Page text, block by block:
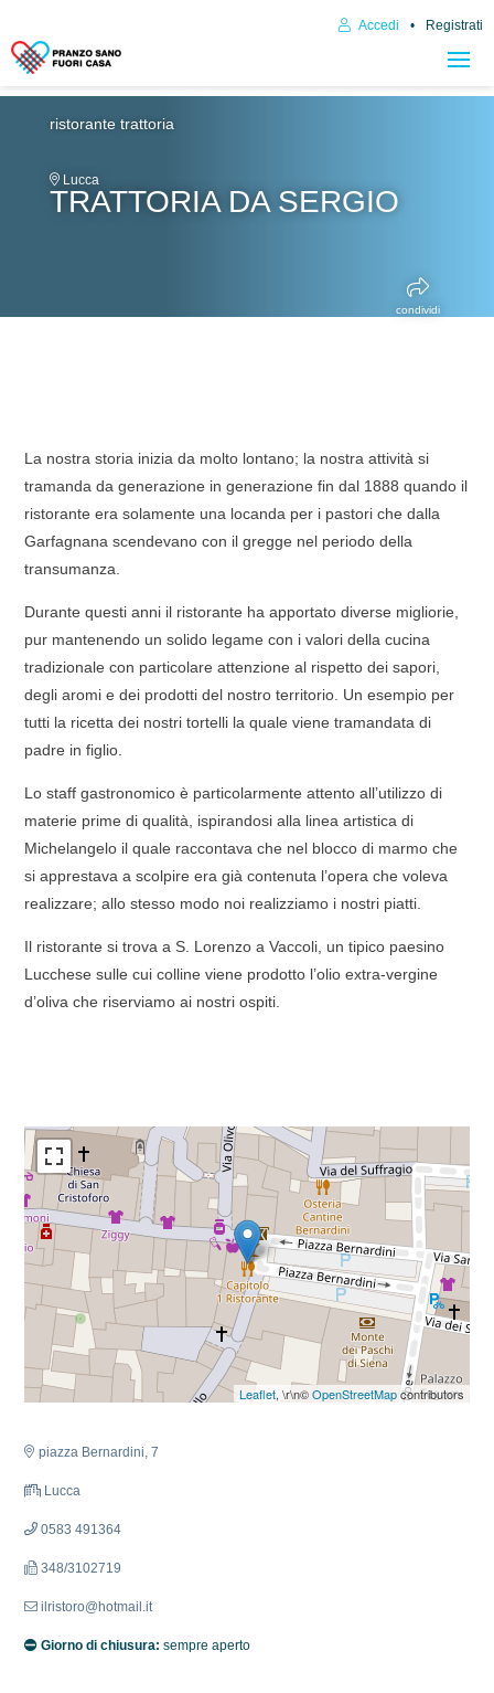
Accedi Registrati
ristorante trattoria
Lucca
TRATTORIA DA SERGIO
condividi
La nostra storia inizia da molto lontano; la nostra attività si
tramanda da generazione in generazione fin dal 1888 quando il
ristorante era solamente una locanda per i pastori che dalla
Garfagnana scendevano con il gregge nel periodo della
transumanza.
Durante questi anni il ristorante ha apportato diverse migliorie,
pur mantenendo un solido legame con i valori della cucina
tradizionale con particolare attenzione al rispetto dei sapori,
degli aromi e dei prodotti del nostro territorio. Un esempio per
tutti la ricetta dei nostri tortelli la quale viene tramandata di
padre in figlio.
Lo staff gastronomico è particolarmente attento all’utilizzo di
materie prime di qualità, ispirandosi alla linea artistica di
Michelangelo il quale raccontava che nel blocco di marmo che
si apprestava a scolpire era già contenuta l’opera che voleva
realizzare; allo stesso modo noi realizziamo i nostri piatti.
Il ristorante si trova a S. Lorenzo a Vaccoli, un tipico paesino
Lucchese sulle cui colline viene prodotto l’olio extra-vergine
d’oliva che riserviamo ai nostri ospiti.
Leaflet, \r\n©OpenStreetMapcontributors
piazza Bernardini, 7
Lucca
0583 491364
348/3102719
ilristoro@hotmail.it
Giorno di chiusura: sempre aperto